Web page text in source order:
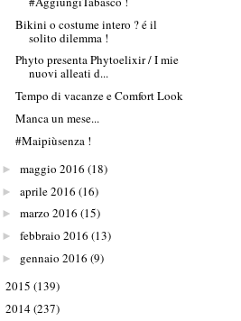
Bikini o costume intero ? é il
solito dilemma !
Phyto presenta Phytoelixir / I mie
nuovi alleati d...
Tempo di vacanze e Comfort Look
Manca un mese...
#Maipiùsenza !
► maggio 2016 (18)
► aprile 2016 (16)
► marzo 2016 (15)
► febbraio 2016 (13)
► gennaio 2016 (9)
2015 (139)
2014(237)